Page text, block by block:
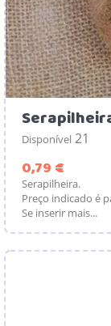
Disponível 21
0,79 €
Serapilheira.
Preço indicado é
Se inserir mais...